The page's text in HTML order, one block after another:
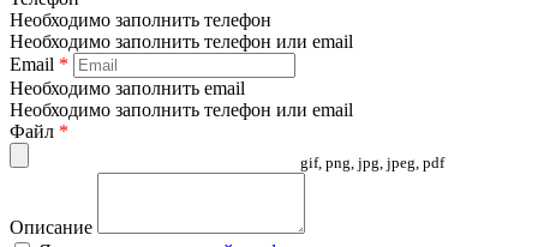
Необходимо заполнить телефон
Необходимо заполнить телефон или email
Email *
Необходимо заполнить email
Необходимо заполнить телефон или email
Файл *
gif, png, jpg, jpeg, pdf
Описание